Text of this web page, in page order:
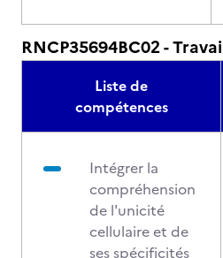
RNCP35694BC02 -
Liste de
compétences
Intégrer la
compréhension
de l'unicité
cellulaire et de
ses spécificités